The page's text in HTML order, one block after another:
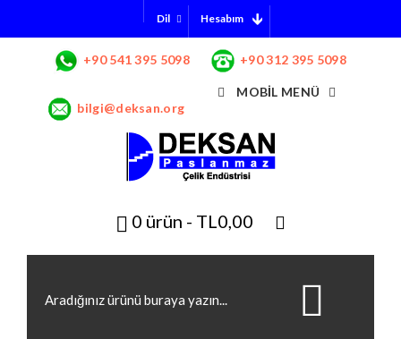
Dil Hesabım
+90 541 395 5098 +90 312 395 5098
bilgi@deksan.org
MOBIL MENÜ
0 ürün - TL0,00